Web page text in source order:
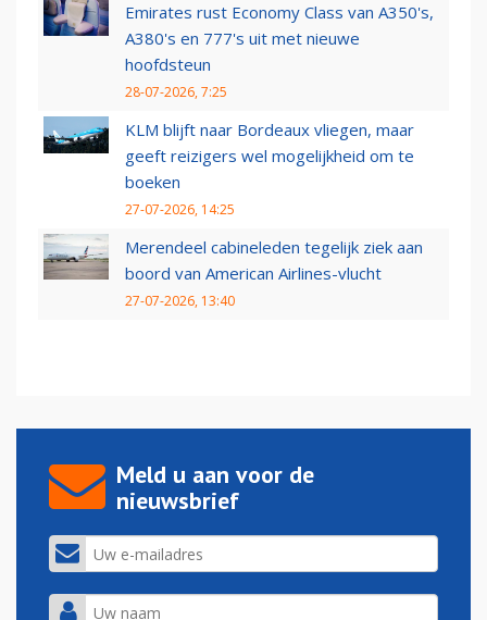
Emirates rust Economy Class van A350's,
A380's en 777's uit met nieuwe
hoofdsteun
28-07-2026, 7:25
KLM blijft naar Bordeaux vliegen, maar
geeft reizigers wel mogelijkheid om te
boeken
27-07-2026, 14:25
Merendeel cabineleden tegelijk ziek aan
boord van American Airlines-vlucht
27-07-2026, 13:40
Meld u aan voor de
nieuwsbrief